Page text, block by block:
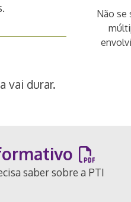
vai durar.
Não se
saber sobre a PTI